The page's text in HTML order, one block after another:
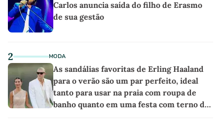
Carlos anuncia saída do filho de Erasmo
de sua gestão
2 MODA
As sandálias favoritas de Erling Haaland
para o verão são um par perfeito, ideal
tanto para usar na praia com roupa de
banho quanto em uma festa com terno de